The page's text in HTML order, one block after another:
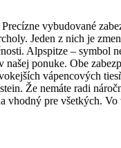
vybudované
Jeden z nich je
Alpspitze – symbol
ponuke. Obe
vápencových
Že nemáte radi
vhodný pre všetkých.